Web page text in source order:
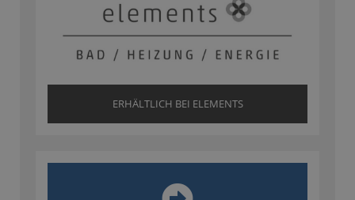
ERHÄLTLICH BEI ELEMENTS